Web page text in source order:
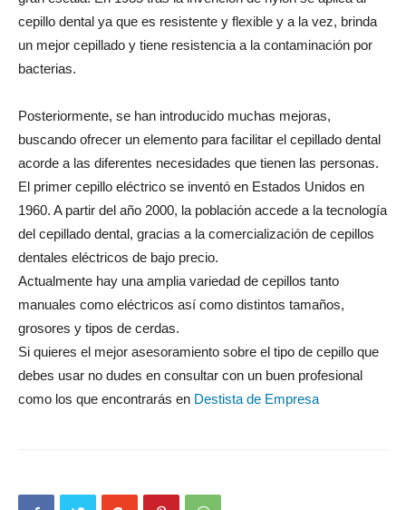
cepillo dental ya que es resistente y flexible y a la vez, brinda
un mejor cepillado y tiene resistencia a la contaminación por
bacterias.
Posteriormente, se han introducido muchas mejoras,
buscando ofrecer un elemento para facilitar el cepillado dental
acorde a las diferentes necesidades que tienen las personas.
El primer cepillo eléctrico se inventó en Estados Unidos en
1960. A partir del año 2000, la población accede a la tecnología
del cepillado dental, gracias a la comercialización de cepillos
dentales eléctricos de bajo precio.
Actualmente hay una amplia variedad de cepillos tanto
manuales como eléctricos así como distintos tamaños,
grosores y tipos de cerdas.
Si quieres el mejor asesoramiento sobre el tipo de cepillo que
debes usar no dudes en consultar con un buen profesional
como los que encontrarás en Destista de Empresa